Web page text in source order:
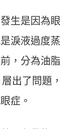
生是因為眼
淚液過度蒸
，分為油脂
出了問題，
症。